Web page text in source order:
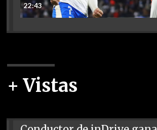
22:43
+ Vistas